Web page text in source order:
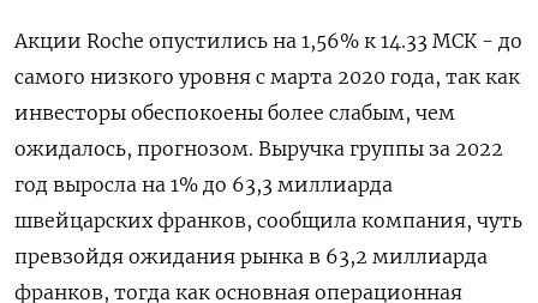
Акции Roche опустились на 1,56% к 14.33 МСК - до
самого низкого уровня с марта 2020 года, так как
инвесторы обеспокоены более слабым, чем
ожидалось, прогнозом. Выручка группы за 2022
год выросла на 1% до 63,3 миллиарда
швейцарских франков, сообщила компания, чуть
превзойдя ожидания рынка в 63,2 миллиарда
франков, тогда как основная операционная